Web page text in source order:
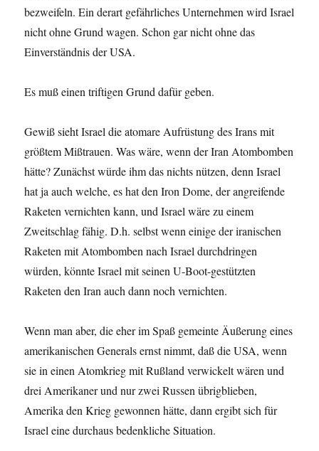
bezweifeln. Ein derart gefährliches Unternehmen wird Israel
nicht ohne Grund wagen. Schon gar nicht ohne das
Einverständnis der USA.
Es muß einen triftigen Grund dafür geben.
Gewiß sieht Israel die atomare Aufrüstung des Irans mit
größtem Mißtrauen. Was wäre, wenn der Iran Atombomben
hätte? Zunächst würde ihm das nichts nützen, denn Israel
hat ja auch welche, es hat den Iron Dome, der angreifende
Raketen vernichten kann, und Israel wäre zu einem
Zweitschlag fähig. D.h. selbst wenn einige der iranischen
Raketen mit Atombomben nach Israel durchdringen
würden, könnte Israel mit seinen U-Boot-gestützten
Raketen den Iran auch dann noch vernichten.
Wenn man aber, die eher im Spaß gemeinte Äußerung eines
amerikanischen Generals ernst nimmt, daß die USA, wenn
sie in einen Atomkrieg mit Rußland verwickelt wären und
drei Amerikaner und nur zwei Russen übrigblieben,
Amerika den Krieg gewonnen hätte, dann ergibt sich für
Israel eine durchaus bedenkliche Situation.